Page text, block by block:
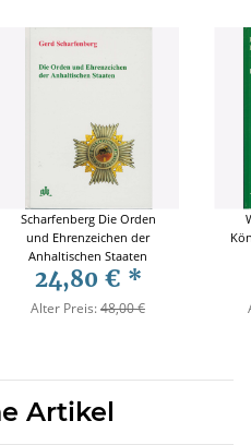
Scharfenberg Die Orden
und Ehrenzeichen der
Anhaltischen Staaten
24,80 € *
Alter Preis:48,00 €
Artikel